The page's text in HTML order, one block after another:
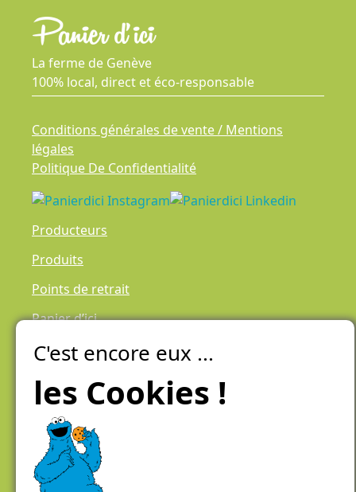
La ferme de Genève
100% local, direct et éco-responsable
Conditions générales de vente / Mentions
légales
Politique De Confidentialité
Producteurs
Produits
Points de retrait
Panier d’ici
Laiteries Réunies Genève
Créer mon compte
Chemin des Aulx 6,
1228 Plan-les-Ouates
Case postale 1055
1211 Genève 26
C'est encore eux ...
les Cookies !